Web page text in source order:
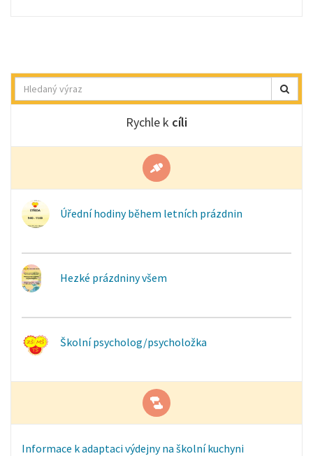
Hledat
Rychle k cíli
Úřední hodiny během letních prázdnin
Hezké prázdniny všem
Školní psycholog/psycholožka
Informace k adaptaci výdejny na školní kuchyni